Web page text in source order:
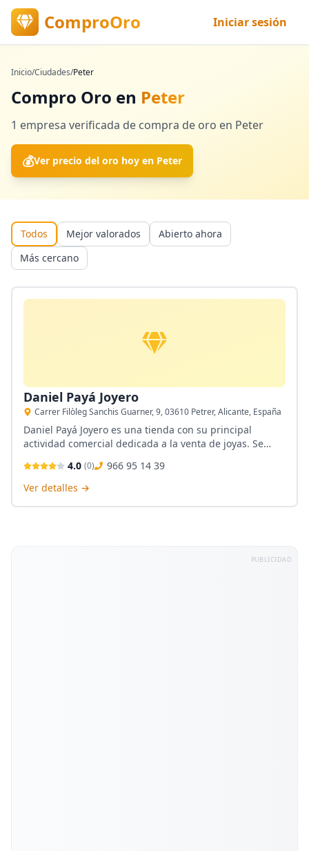
ComproOro Iniciar sesión
Inicio/Ciudades/Peter
Compro Oro en Peter
1 empresa verificada de compra de oro en Peter
💰Ver precio del oro hoy en Peter
Todos Mejor valorados
Abierto ahora
Más cercano
Daniel Payá Joyero
Carrer Filòleg Sanchis Guarner, 9, 03610 Petrer, Alicante, España
Daniel Payá Joyero es una tienda con su principal
actividad comercial dedicada a la venta de joyas. Se
variedad de artículos con un buen precio. Tiene un
sistema de empeños que permite solicitar préstamos.
4.0 (0)
966 95 14 39
Ver detalles →
PUBLICIDAD